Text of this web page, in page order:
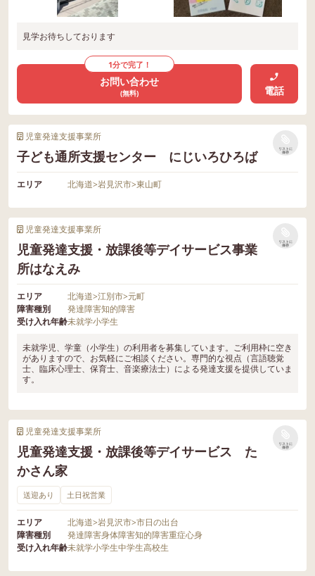
見学お待ちしております
1分で完了！
お問い合わせ
(無料) 電話
児童発達支援事業所
子ども通所支援センター にじいろひろば
リストに
保存
エリア 北海道>岩見沢市>東山町
児童発達支援事業所
児童発達支援・放課後等デイサービス事業
所はなえみ
リストに
保存
エリア 北海道>江別市>元町
障害種別
発達障害知的障害
受け入れ年齢未就学小学生
未就学児、学童（小学生）の利用者を募集しています。ご利用枠に空き
がありますので、お気軽にご相談ください。専門的な視点（言語聴覚
士、臨床心理士、保育士、音楽療法士）による発達支援を提供していま
す。
児童発達支援事業所
児童発達支援・放課後等デイサービス た
かさん家
リストに
保存
送迎あり 土日祝営業
エリア 北海道>岩見沢市>市日の出台
障害種別
発達障害身体障害知的障害重症心身
受け入れ年齢未就学小学生中学生高校生